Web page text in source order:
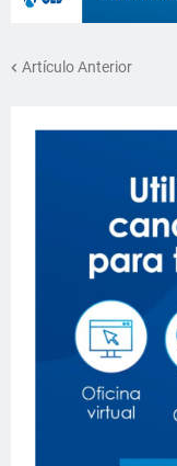
Artículo Anterior